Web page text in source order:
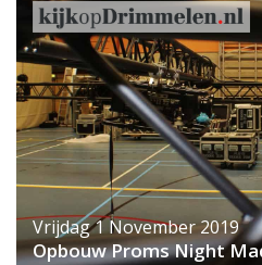
Vrijdag 1 November 2019
Opbouw Proms Night